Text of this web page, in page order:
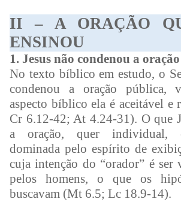
II – A ORAÇÃO
ENSINOU
1. Jesus não condenou a
No texto bíblico em estudo, o
condenou a oração pública,
aspecto bíblico ela é aceitável e
Cr 6.12-42; At 4.24-31). O que
a oração, quer individual,
dominada pelo espírito de
cuja intenção do “orador” é ser
pelos homens, o que os
buscavam (Mt 6.5; Lc 18.9-14).